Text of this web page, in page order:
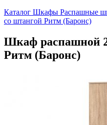
Каталог Шкафы Распашные
со штангой Ритм (Баронс)
Шкаф распашной
Ритм (Баронс)